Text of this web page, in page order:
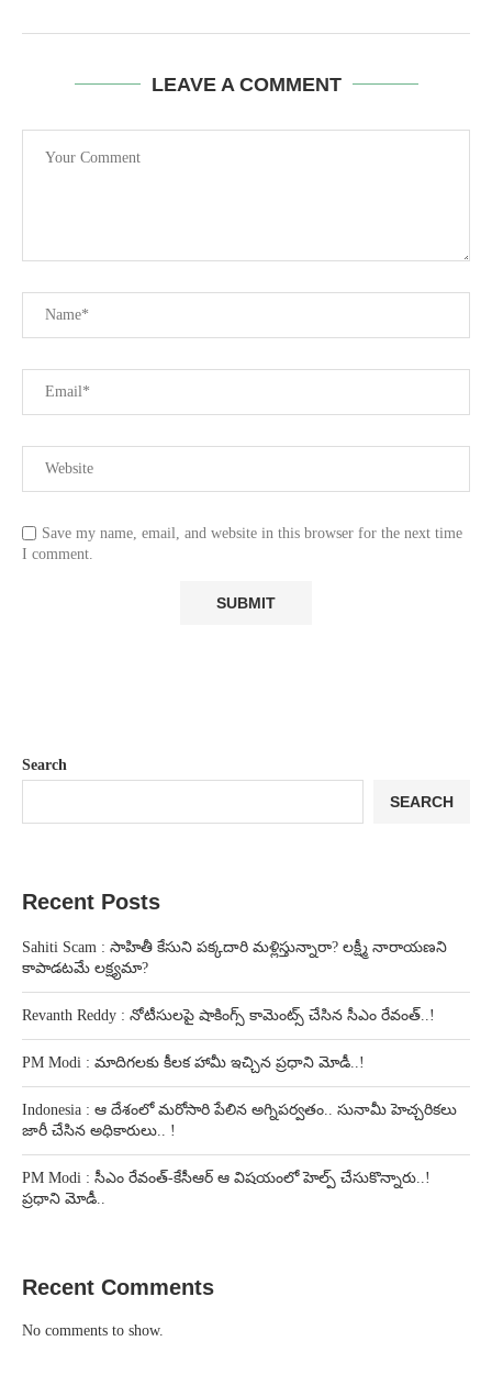
LEAVE A COMMENT
Save my name, email, and website in this browser for the next time
I comment.
Search
SEARCH
Recent Posts
Sahiti Scam : సాహితీ కేసుని పక్కదారి మళ్లిస్తున్నారా? లక్ష్మీ నారాయణని
కాపాడటమే లక్ష్యమా?
Revanth Reddy : నోటీసులపై షాకింగ్స్ కామెంట్స్ చేసిన సీఎం రేవంత్..!
PM Modi : మాదిగలకు కీలక హామీ ఇచ్చిన ప్రధాని మోడీ..!
Indonesia : ఆ దేశంలో మరోసారి పేలిన అగ్నిపర్వతం.. సునామీ హెచ్చరికలు
జారీ చేసిన అధికారులు.. !
PM Modi : సీఎం రేవంత్-కేసీఆర్ ఆ విషయంలో హెల్ప్ చేసుకొన్నారు..!
ప్రధాని మోడీ..
Recent Comments
No comments to show.